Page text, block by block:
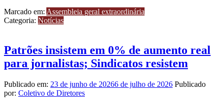
Marcado em: Assembleia geral extraordinária
Categoria: Notícias
Patrões insistem em 0% de aumento real
para jornalistas; Sindicatos resistem
Publicado em: 23 de junho de 20266 de julho de 2026 Publicado
por: Coletivo de Diretores